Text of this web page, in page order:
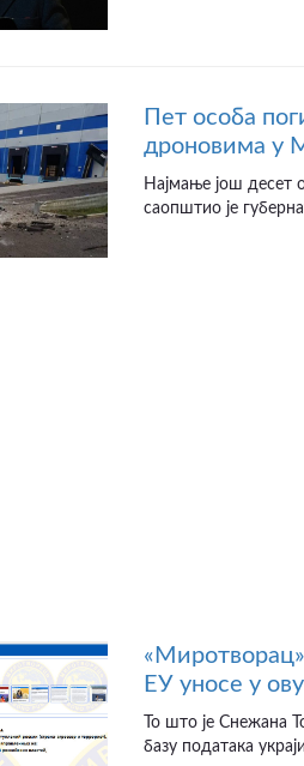
Пет особа
дроновима у
Најмање још десет
саопштио је
ЕУ уносе у
То што је Снежана
базу података